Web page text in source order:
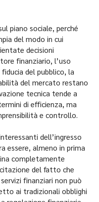
piano sociale, perché
del modo in cui
decisioni
finanziario, l’uso
del pubblico, la
del mercato restano
tecnica tende a
di efficienza, ma
e controllo.
dell’ingresso
essere, almeno in prima
completamente
del fatto che
finanziari non può
ai tradizionali obblighi